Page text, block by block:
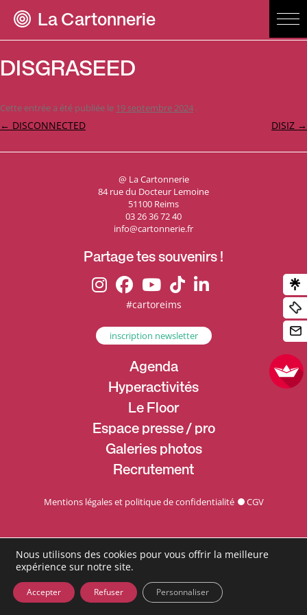
La Cartonnerie
DISGRASEED
Cette entrée a été publiée le 19 septembre 2024 .
Navigation
← DISCONNECTED DISIZ →
@ La Cartonnerie
84 rue du Docteur Lemoine
51100 Reims
03 26 36 72 40
info@cartonnerie.fr
Partage tes souvenirs !
#cartoreims
inscription newsletter
Agenda
Hyperactivités
Le Floor
Espace presse / pro
Galeries photos
Recrutement
Mentions légales et politique de confidentialité CGV
Nous utilisons des cookies pour vous offrir la meilleure
expérience sur notre site.
Accepter Refuser Personnaliser